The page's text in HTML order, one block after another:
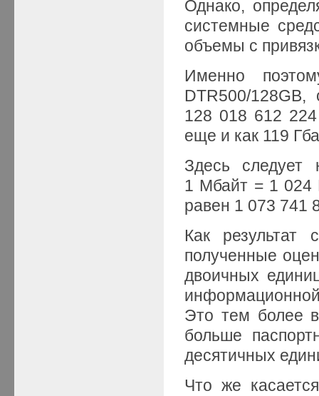
Однако,
системные
объемы с
Именно
DTR500/128GB,
128 018 612 224
еще и как 119
Здесь
1 Мбайт = 1 024
равен 1 073 741
Как результат
полученные
двоичных
Это тем более
больше
десятичных
Что же